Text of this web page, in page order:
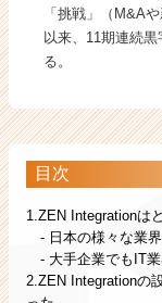
「挑戦」（M&A
以来、11期連続
る。
目次
1.ZEN Integrationは
- 日本の様々な業
- 大手企業でもIT
2.ZEN Integrationの